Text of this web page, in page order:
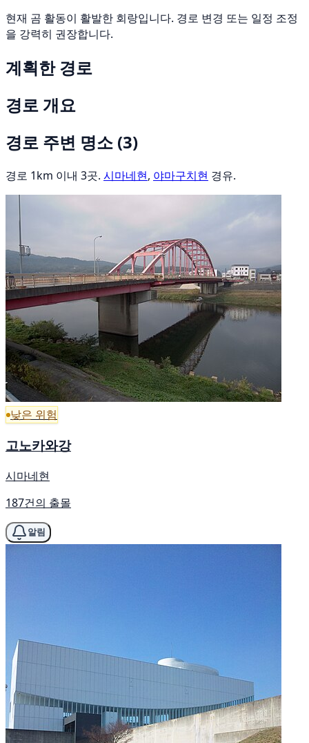
현재 곰 활동이 활발한 회랑입니다. 경로 변경 또는 일정 조정
을 강력히 권장합니다.
계획한 경로
경로 개요
경로 주변 명소 (3)
경로 1km 이내 3곳. 시마네현, 야마구치현 경유.
낮은 위험
고노카와강
시마네현
187건의 출몰
알림